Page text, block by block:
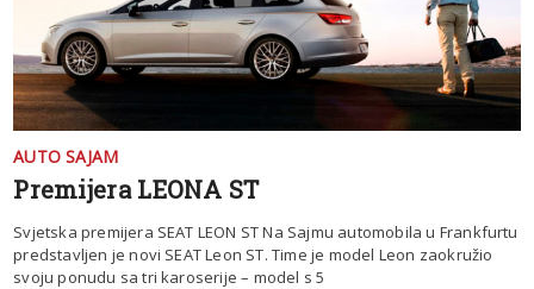
AUTO SAJAM
Premijera LEONA ST
Svjetska premijera SEAT LEON ST Na Sajmu automobila u Frankfurtu
predstavljen je novi SEAT Leon ST. Time je model Leon zaokružio
svoju ponudu sa tri karoserije – model s 5